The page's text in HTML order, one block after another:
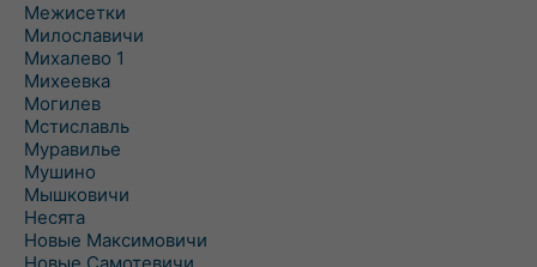
Межисетки
Милославичи
Михалево 1
Михеевка
Могилев
Мстиславль
Муравилье
Мушино
Мышковичи
Несята
Новые Максимовичи